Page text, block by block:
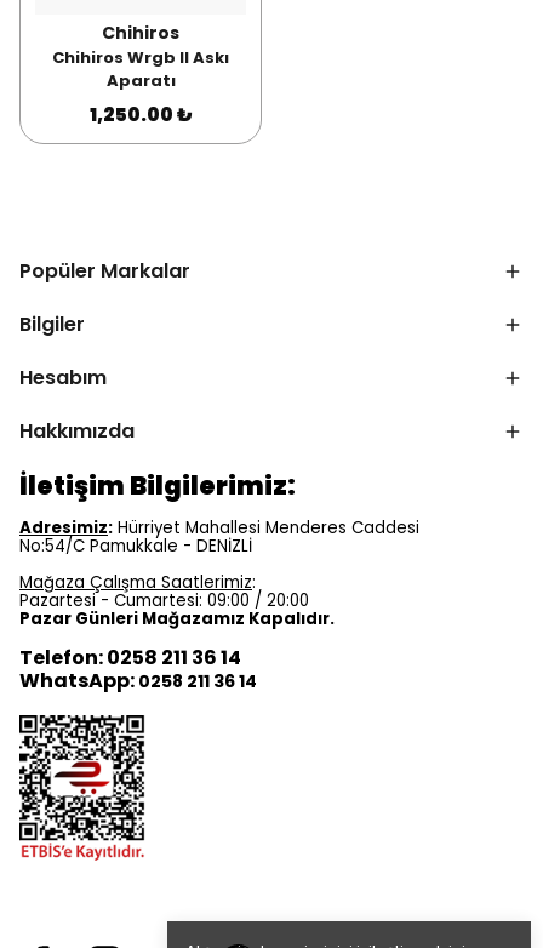
Chihiros
Chihiros Wrgb II Askı
Aparatı
1,250.00 ₺
Popüler Markalar
Bilgiler
Hesabım
Hakkımızda
İletişim Bilgilerimiz:
Adresimiz: Hürriyet Mahallesi Menderes Caddesi
No:54/C Pamukkale - DENİZLİ
Mağaza Çalışma Saatlerimiz:
Pazartesi - Cumartesi: 09:00 / 20:00
Pazar Günleri Mağazamız Kapalıdır.
Telefon: 0258 211 36 14
WhatsApp: 0258 211 36 14